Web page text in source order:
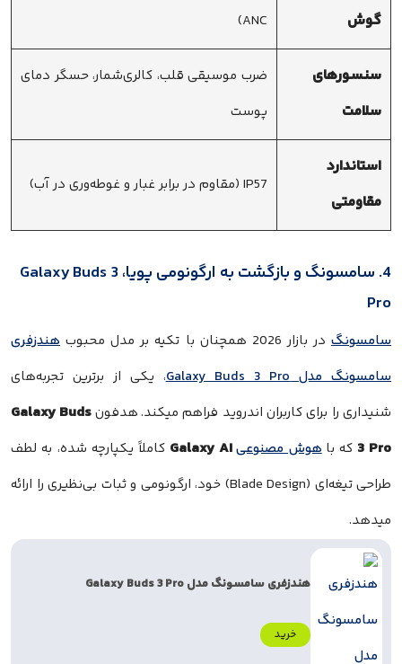
گوش
ANC)
سنسورهای
سلامت
ضرب موسیقی قلب، کالری‌شمار، حسگر دمای
پوست
استاندارد
مقاومتی
IP57 (مقاوم در برابر غبار و غوطه‌وری در آب)
4. سامسونگ و بازگشت به ارگونومی پویا، Galaxy Buds 3
Pro
سامسونگدر بازار 2026 همچنان با تکیه بر مدل محبوب
هندزفری
سامسونگ مدل Galaxy Buds 3 Pro
، یکی از برترین تجربه‌های
شنیداری را برای کاربران اندروید فراهم میکند. هدفونGalaxy Buds
3 Pro که باهوش مصنوعیGalaxy AIکاملاً یکپارچه شده، به لطف
طراحی تیغه‌ای (Blade Design) خود، ارگونومی و ثبات بی‌نظیری را ارائه
میدهد.
هندزفری سامسونگ مدل Galaxy Buds 3 Pro
خرید